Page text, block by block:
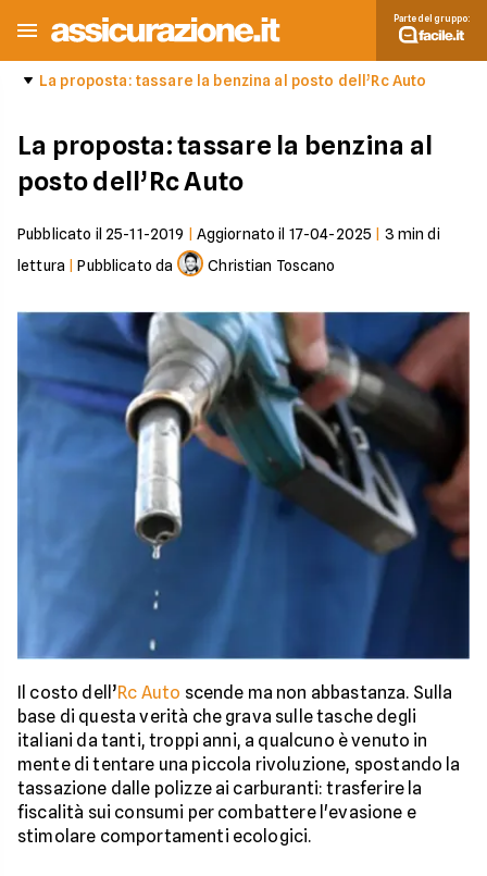
Parte del gruppo:
La proposta: tassare la benzina al posto dell’Rc Auto
La proposta: tassare la benzina al
posto dell’Rc Auto
Pubblicato il 25-11-2019 Aggiornato il 17-04-2025 3 min di
lettura |Pubblicato da Christian Toscano
Il costo dell’Rc Auto scende ma non abbastanza. Sulla
base di questa verità che grava sulle tasche degli
italiani da tanti, troppi anni, a qualcuno è venuto in
mente di tentare una piccola rivoluzione, spostando la
tassazione dalle polizze ai carburanti: trasferire la
fiscalità sui consumi per combattere l'evasione e
stimolare comportamenti ecologici.